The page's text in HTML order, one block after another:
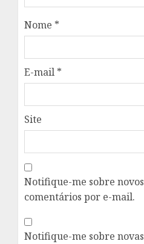
Nome *
E-mail *
Site
Notifique-me sobre novos
comentários por e-mail.
Notifique-me sobre novas